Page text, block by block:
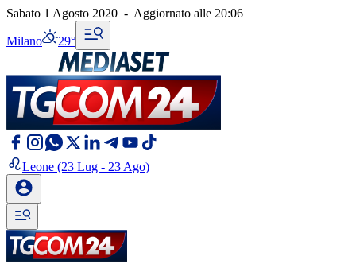
Sabato 1 Agosto 2020 - Aggiornato alle 20:06
Milano 29°
Leone (23 Lug - 23 Ago)